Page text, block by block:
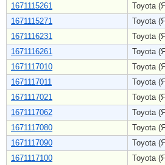
1671115261
Toyota
1671115271
Toyota
1671116231
Toyota
1671116261
Toyota
1671117010
Toyota
1671117011
Toyota
1671117021
Toyota
1671117062
Toyota
1671117080
Toyota
1671117090
Toyota
1671117100
Toyota